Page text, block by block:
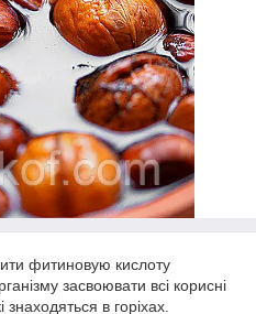
фитиновую кислоту
засвоювати всі корисні
знаходяться в горіхах.